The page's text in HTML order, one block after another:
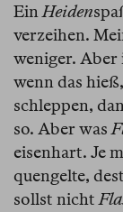
Ein Heiden
verzeihen.
weniger. Aber
wenn das
schleppen,
so. Aber was
eisenhart. Je
quengelte,
sollst nicht